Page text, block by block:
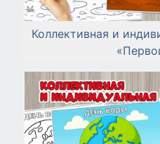
Коллективная и